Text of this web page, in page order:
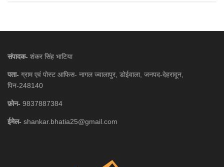
संपादक- शंकर सिंह भाटिया
पता- ग्राम एवं पोस्ट आफिस- नागल ज्वालापुर, डोईवाला, जनपद-देहरादून,
पिन-248140
फ़ोन- 9837887384
ईमेल- shankar.bhatia25@gmail.com